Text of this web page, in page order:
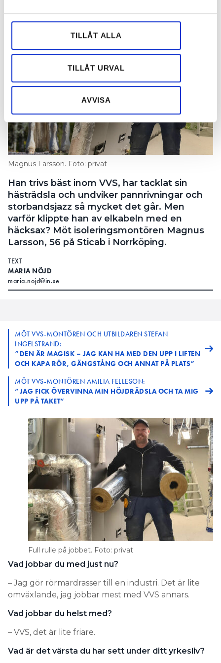
för sociala medier och analysera vår trafik. Vi
vidarebefordrar även sådana identifierare och annan
annons- och analysföretag som vi samarbetar med.
Dessa kan i sin tur kombinera informationen med annan
samlat in när du har använt deras tjänster.
TILLÅT ALLA
TILLÅT URVAL
AVVISA
PUBLICERAD14 OCT 2024, 05:00| UPPDATERAD9 OCT 2024
Magnus Larsson. Foto: privat
Han trivs bäst inom VVS, har tacklat sin
hästrädsla och undviker pannrivningar och
storbandsjazz så mycket det går. Men
varför klippte han av elkabeln med en
häcksax? Möt isoleringsmontören Magnus
Larsson, 56 på Sticab i Norrköping.
TEXT
MARIA NÖJD
maria.nojd@in.se
MÖT VVS-MONTÖREN OCH UTBILDAREN STEFAN
INGELSTRAND:
”DEN ÄR MAGISK – JAG KAN HA MED DEN UPP I LIFTEN
OCH KAPA RÖR, GÄNGSTÅNG OCH ANNAT PÅ PLATS”
MÖT VVS-MONTÖREN AMILIA FELLESON:
”JAG FICK ÖVERVINNA MIN HÖJDRÄDSLA OCH TA MIG
UPP PÅ TAKET”
Full rulle på jobbet. Foto: privat
Vad jobbar du med just nu?
– Jag gör rörmardrasser till en industri. Det är lite
omväxlande, jag jobbar mest med VVS annars.
Vad jobbar du helst med?
– VVS, det är lite friare.
Vad är det värsta du har sett under ditt yrkesliv?